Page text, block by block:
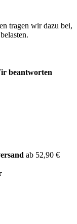
tragen wir dazu bei,
beantworten
ab 52,90 €